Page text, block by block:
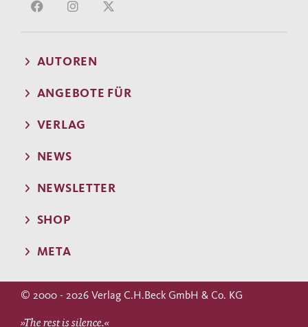
AUTOREN
ANGEBOTE FÜR
VERLAG
NEWS
NEWSLETTER
SHOP
META
© 2000 - 2026 Verlag C.H.Beck GmbH & Co. KG
»The rest is silence.«